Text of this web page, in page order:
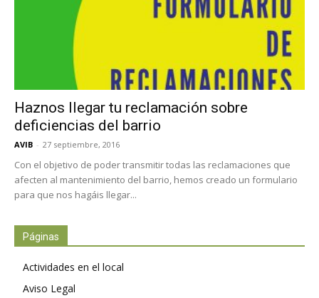
Haznos llegar tu reclamación sobre
deficiencias del barrio
AVIB - 27 septiembre, 2016
Con el objetivo de poder transmitir todas las reclamaciones que
afecten al mantenimiento del barrio, hemos creado un formulario
para que nos hagáis llegar...
Páginas
Actividades en el local
Aviso Legal